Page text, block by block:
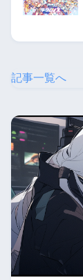
記事一覧へ